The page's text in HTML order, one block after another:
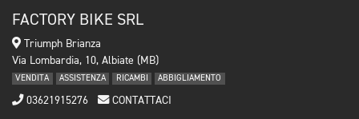
FACTORY BIKE SRL
Triumph Brianza
Via Lombardia, 10, Albiate (MB)
VENDITA ASSISTENZA RICAMBI ABBIGLIAMENTO
03621915276 CONTATTACI